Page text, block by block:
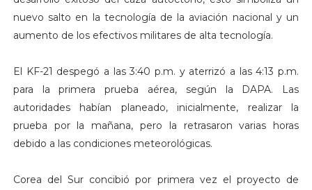
nuevo salto en la tecnología de la aviación nacional y un
aumento de los efectivos militares de alta tecnología.
El KF-21 despegó a las 3:40 p.m. y aterrizó a las 4:13 p.m.
para la primera prueba aérea, según la DAPA. Las
autoridades habían planeado, inicialmente, realizar la
prueba por la mañana, pero la retrasaron varias horas
debido a las condiciones meteorológicas.
Corea del Sur concibió por primera vez el proyecto de